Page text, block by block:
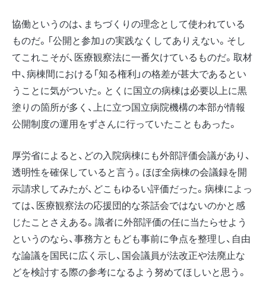
協働というのは、まちづくりの理念として使われている
ものだ。「公開と参加」の実践なくしてありえない。そし
てこれこそが、医療観察法に一番欠けているものだ。取材
中、病棟間における「知る権利」の格差が甚大であるとい
うことに気がついた。とくに国立の病棟は必要以上に黒
塗りの箇所が多く、上に立つ国立病院機構の本部が情報
公開制度の運用をずさんに行っていたこともあった。
厚労省によると、どの入院病棟にも外部評価会議があり、
透明性を確保していると言う。ほぼ全病棟の会議録を開
示請求してみたが、どこもゆるい評価だった。病棟によっ
ては、医療観察法の応援団的な茶話会ではないのかと感
じたことさえある。識者に外部評価の任に当たらせよう
というのなら、事務方ともども事前に争点を整理し、自由
な論議を国民に広く示し、国会議員が法改正や法廃止な
どを検討する際の参考になるよう努めてほしいと思う。